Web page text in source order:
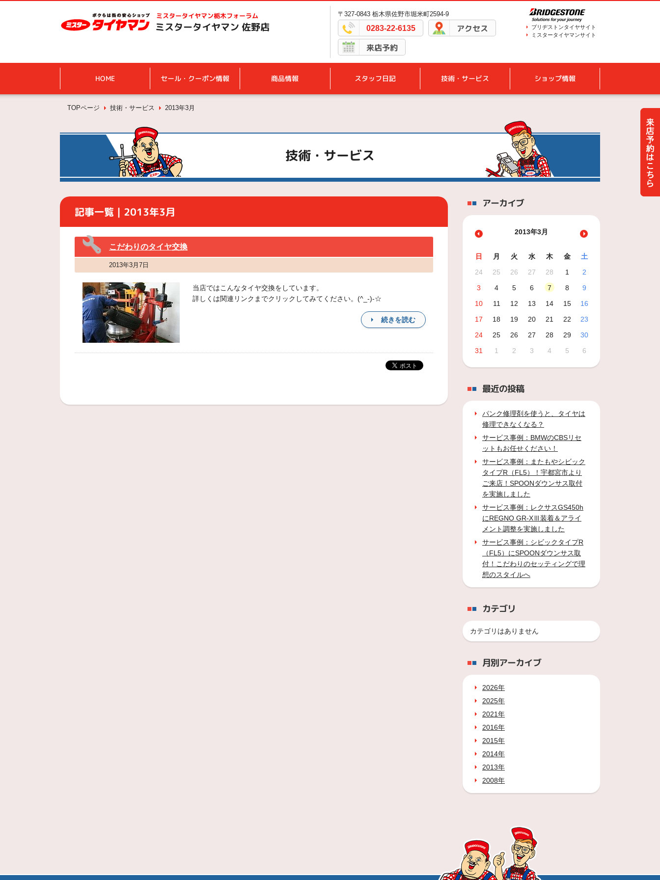
ミスタータイヤマン栃木フォーラム
ミスタータイヤマン 佐野店
〒327-0843 栃木県佐野市堀米町2594-9
0283-22-6135 アクセス
来店予約
ブリヂストンタイヤサイト
ミスタータイヤマンサイト
HOME セール・クーポン情報 商品情報 スタッフ日記 技術・サービス ショップ情報
TOPページ 技術・サービス 2013年3月
技術・サービス
記事一覧｜2013年3月
こだわりのタイヤ交換
2013年3月7日
当店ではこんなタイヤ交換をしています。
詳しくは関連リンクまでクリックしてみてください。(^_-)-☆
続きを読む
アーカイブ
2013年3月
日 月 火 水 木 金
土
24
25 26 27 28 1
2
3
4 5 6 7 8
9
10
11 12 13 14 15
16
17
18 19 20 21 22
23
24
25 26 27 28 29
30
31
1 2 3 4 5 6
最近の投稿
パンク修理剤を使うと、タイヤは
修理できなくなる？
サービス事例：BMWのCBSリセ
ットもお任せください！
サービス事例：またもやシビック
タイプR（FL5）！宇都宮市より
ご来店！SPOONダウンサス取付
を実施しました
サービス事例：レクサスGS450h
にREGNO GR-XⅢ装着＆アライ
メント調整を実施しました
サービス事例：シビックタイプR
（FL5）にSPOONダウンサス取
付！こだわりのセッティングで理
想のスタイルへ
カテゴリ
カテゴリはありません
月別アーカイブ
2026年
2025年
2021年
2016年
2015年
2014年
2013年
2008年